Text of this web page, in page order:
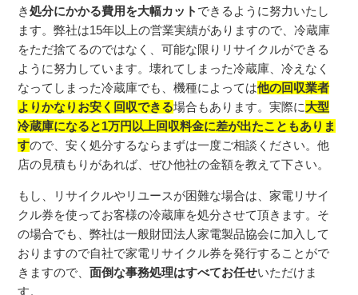
き処分にかかる費用を大幅カット できるよう に努力いたし
ます。弊社は15年以上の営業実績がありますので、冷蔵庫
をただ捨てるのではなく、可能な限りリサイクルができる
ように努力しています。壊れてしまった冷蔵庫、冷えなく
なってしまった冷蔵庫でも、機種によっては他の回収業者
よりかなりお安く回収できる場合もあ ります。実際に大型
冷蔵庫になると1万円以上回収料金に差が出たこともありま
すので、安く処分するならまずは一度ご相談ください。他
店の見積もりがあれば、ぜひ他社の金額を教えて下さい。
もし、リサイクルやリユースが困難な場合は、家電リサイ
クル券を使ってお客様の冷蔵庫を処分させて頂きます。 そ
の場合でも、弊社は一般財団法人家電製品協会に加入して
おりますので自社で家電リサイクル券を発行することがで
きますので、面倒な事務処理はすべてお任せいただけま
す。